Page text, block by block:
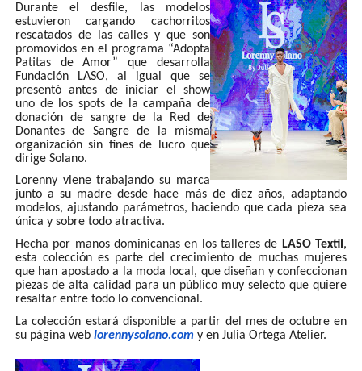
Durante el desfile, las modelos
estuvieron cargando cachorritos
rescatados de las calles y que son
promovidos en el programa “Adopta
Patitas de Amor” que desarrolla
Fundación LASO, al igual que se
presentó antes de iniciar el show
uno de los spots de la campaña de
donación de sangre de la Red de
Donantes de Sangre de la misma
organización sin fines de lucro que
dirige Solano.
Lorenny viene trabajando su marca
junto a su madre desde hace más de diez años, adaptando
modelos, ajustando parámetros, haciendo que cada pieza sea
única y sobre todo atractiva.
Hecha por manos dominicanas en los talleres de LASO Textil ,
esta colección es parte del crecimiento de muchas mujeres
que han apostado a la moda local, que diseñan y confeccionan
piezas de alta calidad para un público muy selecto que quiere
resaltar entre todo lo convencional.
La colección estará disponible a partir del mes de octubre en
su página web lorennysolano.comy en Julia Ortega Atelier.